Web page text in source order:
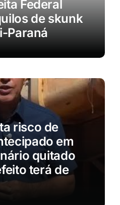
Federal
de skunk
Paraná
risco de
em
quitado
terá de